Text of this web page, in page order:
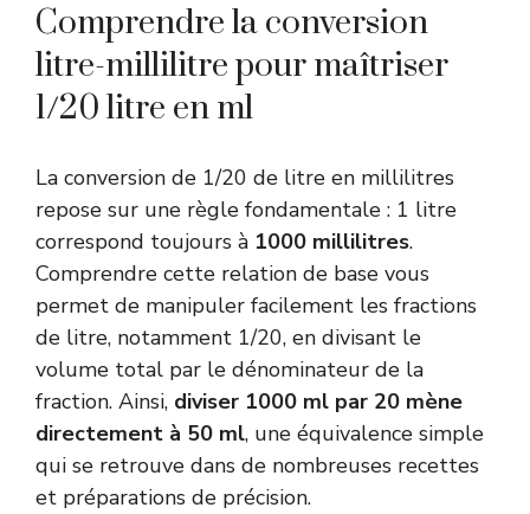
Comprendre la conversion
litre-millilitre pour maîtriser
1/20 litre en ml
La conversion de 1/20 de litre en millilitres
repose sur une règle fondamentale : 1 litre
correspond toujours à 1000 millilitres.
Comprendre cette relation de base vous
permet de manipuler facilement les fractions
de litre, notamment 1/20, en divisant le
volume total par le dénominateur de la
fraction. Ainsi, diviser 1000 ml par 20 mène
directement à 50 ml, une équivalence simple
qui se retrouve dans de nombreuses recettes
et préparations de précision.